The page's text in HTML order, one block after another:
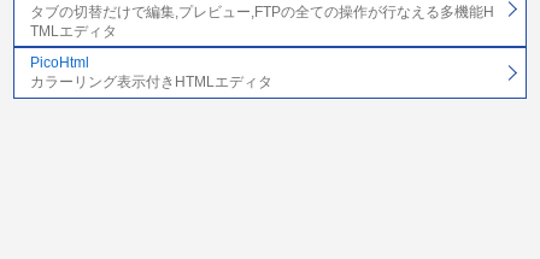
タブの切替だけで編集,プレビュー,FTPの全ての操作が行なえる多機能H
TMLエディタ
PicoHtml
カラーリング表示付きHTMLエディタ